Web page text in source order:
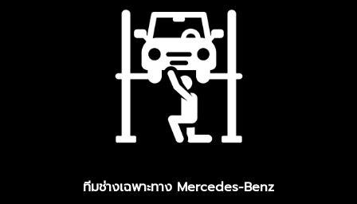
ทีมช่างเฉพาะทาง Mercedes-Benz